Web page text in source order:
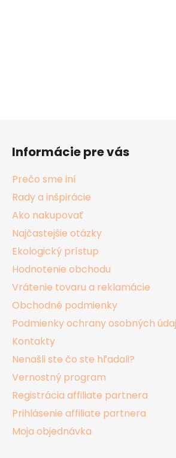
Informácie pre vás
Prečo sme iní
Rady a inšpirácie
Ako nakupovať
Najčastejšie otázky
Ekologický prístup
Hodnotenie obchodu
Vrátenie tovaru a reklamácie
Obchodné podmienky
Podmienky ochrany osobných
Kontakty
Nenašli ste čo ste hľadali?
Vernostný program
Registrácia affiliate partnera
Prihlásenie affiliate partnera
Moja objednávka